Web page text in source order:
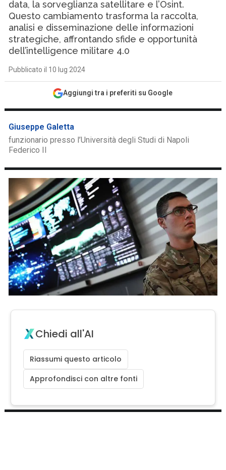
data, la sorveglianza satellitare e l’Osint.
Questo cambiamento trasforma la raccolta,
analisi e disseminazione delle informazioni
strategiche, affrontando sfide e opportunità
dell’intelligence militare 4.0
Pubblicato il 10 lug 2024
Aggiungi tra i preferiti su Google
Giuseppe Galetta
funzionario presso l’Università degli Studi di Napoli
Federico II
Chiedi all'AI
Riassumi questo articolo
Approfondisci con altre fonti